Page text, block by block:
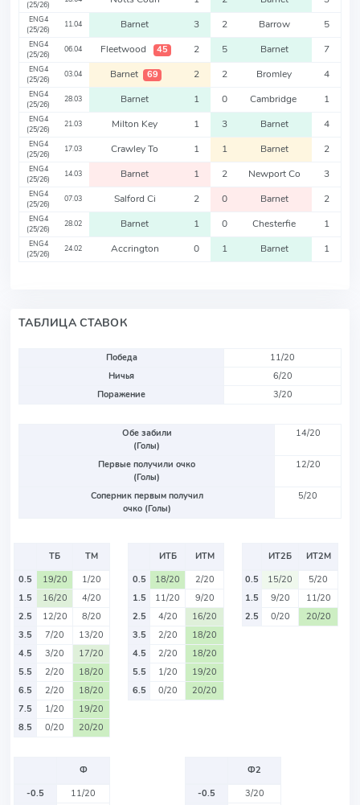
(25/26)
ENG4
(25/26)
11.04 Barnet 3 2 Barrow 5
ENG4
(25/26)
06.04 Fleetwood 45 2 5 Barnet 7
ENG4
(25/26)
03.04 Barnet 69 2 2 Bromley 4
ENG4
(25/26)
28.03 Barnet 1 0 Cambridge 1
ENG4
(25/26)
21.03 Milton Key 1 3 Barnet 4
ENG4
(25/26)
17.03 Crawley To 1 1 Barnet 2
ENG4
(25/26)
14.03 Barnet 1 2 Newport Co 3
ENG4
(25/26)
07.03 Salford Ci 2 0 Barnet 2
ENG4
(25/26)
28.02 Barnet 1 0 Chesterfie 1
ENG4
(25/26)
24.02 Accrington 0 1 Barnet 1
ТАБЛИЦА СТАВОК
Победа
11/20
Ничья
6/20
Поражение
3/20
Обе забили
(Голы)
14/20
Первые получили очко
(Голы)
12/20
Соперник первым получил
очко (Голы)
5/20
ТБ
ТМ
0.5
19/20
1/20
1.5
16/20
4/20
2.5
12/20
8/20
3.5
7/20
13/20
4.5
3/20
17/20
5.5
2/20
18/20
6.5
2/20
18/20
7.5
1/20
19/20
8.5
0/20 20/20
ИТБ
ИТМ
0.5
18/20
2/20
1.5
11/20
9/20
2.5
4/20
16/20
3.5
2/20
18/20
4.5
2/20
18/20
5.5
1/20
19/20
6.5
0/20 20/20
ИТ2Б
ИТ2М
0.5
15/20
5/20
1.5
9/20
11/20
2.5
0/20 20/20
Ф
-0.5
11/20
Ф2
-0.5
3/20